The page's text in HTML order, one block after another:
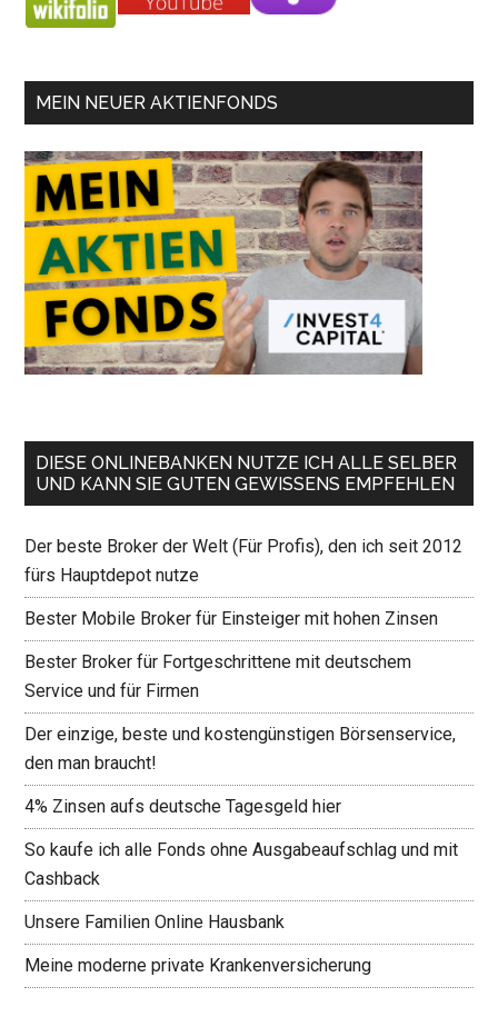
MEIN NEUER AKTIENFONDS
DIESE ONLINEBANKEN NUTZE ICH ALLE SELBER
UND KANN SIE GUTEN GEWISSENS EMPFEHLEN
Der beste Broker der Welt (Für Profis), den ich seit 2012
fürs Hauptdepot nutze
Bester Mobile Broker für Einsteiger mit hohen Zinsen
Bester Broker für Fortgeschrittene mit deutschem
Service und für Firmen
Der einzige, beste und kostengünstigen Börsenservice,
den man braucht!
4% Zinsen aufs deutsche Tagesgeld hier
So kaufe ich alle Fonds ohne Ausgabeaufschlag und mit
Cashback
Unsere Familien Online Hausbank
Meine moderne private Krankenversicherung